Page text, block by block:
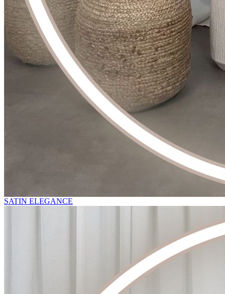
SATIN ELEGANCE